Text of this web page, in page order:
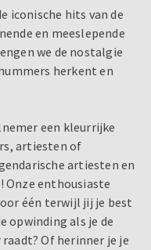
iconische hits van de
en meeslepende
we de nostalgie
herkent en
een kleurrijke
artiesten of
artiesten en
Onze enthousiaste
één terwijl jij je best
opwinding als je de
Of herinner je je